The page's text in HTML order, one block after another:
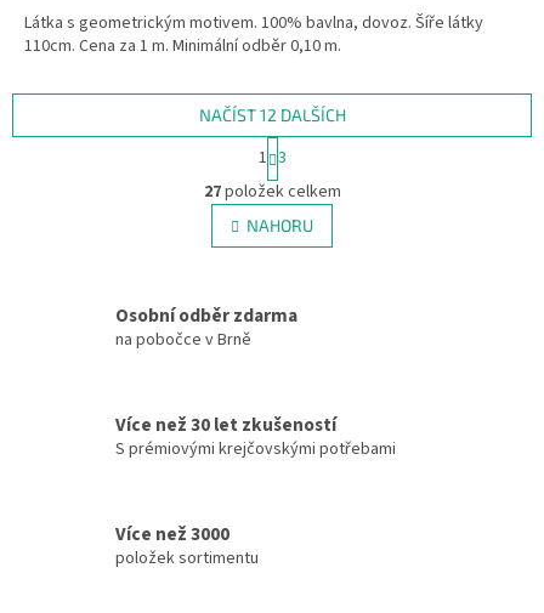
Látka s geometrickým motivem. 100% bavlna, dovoz. Šíře látky
110cm. Cena za 1 m. Minimální odběr 0,10 m.
O
v
l
á
c
v
k
y
NAČÍST 12 DALŠÍCH
S
t
r
á
n
k
á
1 3
27položek celkem
NAHORU
Osobní odběr zdarma
na pobočce v Brně
Více než 30 let zkušeností
S prémiovými krejčovskými potřebami
Více než 3000
položek sortimentu